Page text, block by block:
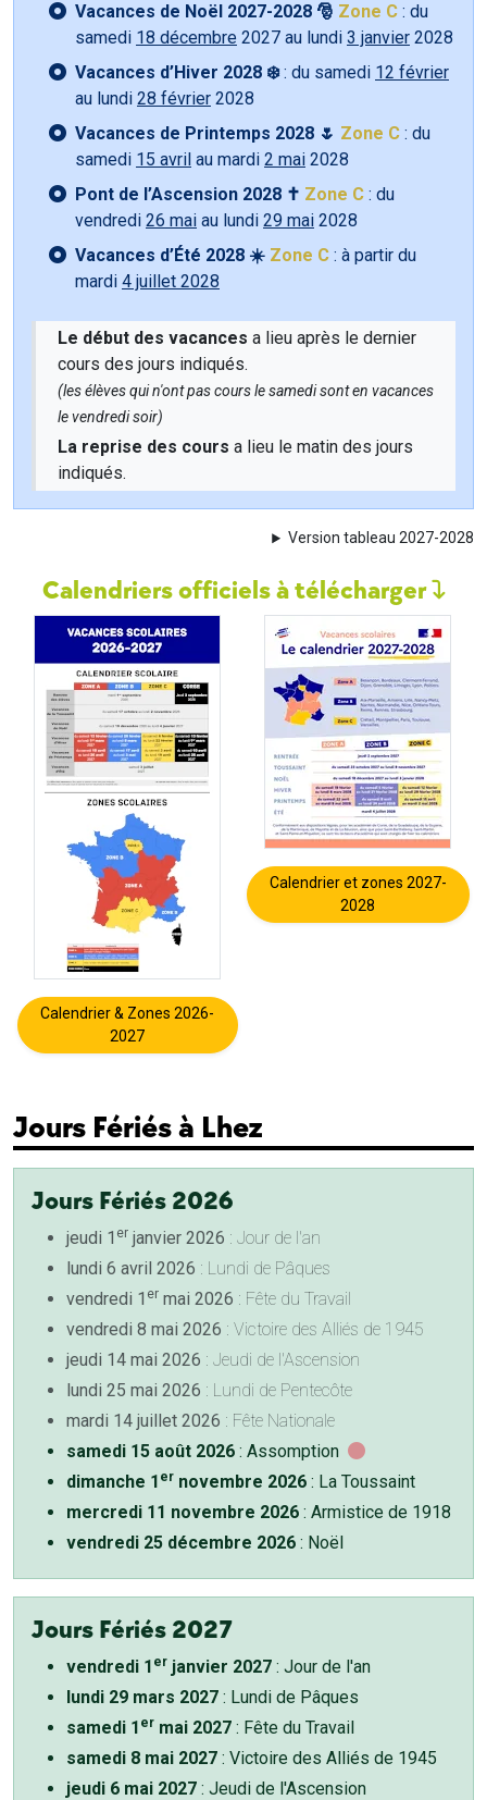
Vacances de Noël 2027-2028 🎅 Zone C : du
samedi 18 décembre 2027 au lundi 3 janvier 2028
Vacances d’Hiver 2028 ❄️: du samedi 12 février
au lundi 28 février 2028
Vacances de Printemps 2028 🌷 Zone C : du
samedi 15 avril au mardi 2 mai 2028
Pont de l’Ascension 2028 ✝️ Zone C : du
vendredi 26 mai au lundi 29 mai 2028
Vacances d’Été 2028 ☀️ Zone C : à partir du
mardi 4 juillet 2028
Le début des vacances a lieu après le dernier
cours des jours indiqués.
(les élèves qui n'ont pas cours le samedi sont en vacances
le vendredi soir)
La reprise des cours a lieu le matin des jours
indiqués.
Version tableau 2027-2028
Calendriers officiels à télécharger
Calendrier & Zones 2026-
2027
Calendrier et zones 2027-
2028
Jours Fériés à Lhez
Jours Fériés 2026
jeudi 1 er janvier 2026 : Jour de l'an
lundi 6 avril 2026 : Lundi de Pâques
vendredi 1 er mai 2026 : Fête du Travail
vendredi 8 mai 2026 : Victoire des Alliés de 1945
jeudi 14 mai 2026 : Jeudi de l'Ascension
lundi 25 mai 2026 : Lundi de Pentecôte
mardi 14 juillet 2026 : Fête Nationale
samedi 15 août 2026 : Assomption
dimanche 1 er novembre 2026 : La Toussaint
mercredi 11 novembre 2026 : Armistice de 1918
vendredi 25 décembre 2026 : Noël
Jours Fériés 2027
vendredi 1 er janvier 2027 : Jour de l'an
lundi 29 mars 2027 : Lundi de Pâques
samedi 1 er mai 2027 : Fête du Travail
samedi 8 mai 2027 : Victoire des Alliés de 1945
jeudi 6 mai 2027 : Jeudi de l'Ascension